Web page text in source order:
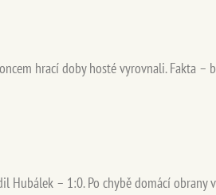
hrací doby hosté vyrovnali. Fakta –
– 1:0. Po chybě domácí obrany